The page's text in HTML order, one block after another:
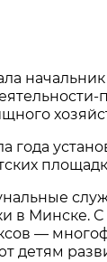
года
в Минске. С
—
детям